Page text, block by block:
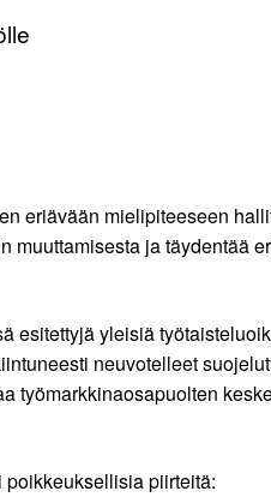
eriävään mielipiteeseen
ja täydentää
esitettyjä yleisiä
neuvotelleet
työmarkkinaosapuolten
piirteitä: